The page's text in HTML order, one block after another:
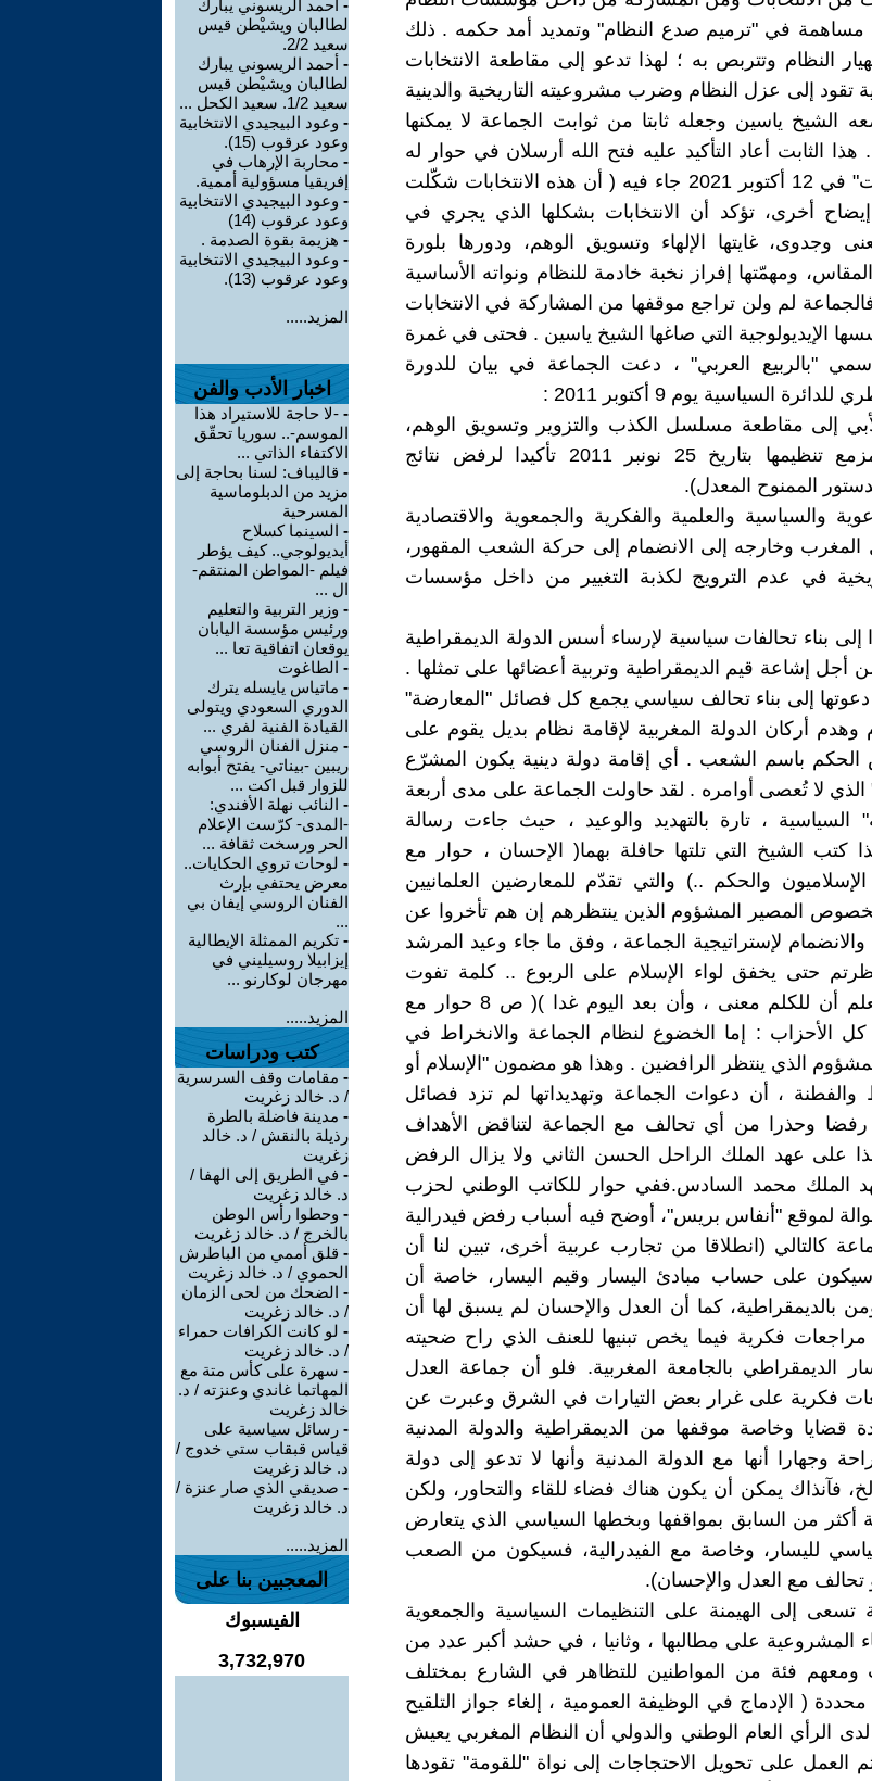
مساهمة في "ترميم صدع النظام" وتمديد أمد حكمه . ذلك
النظام وتتربص به ؛ لهذا تدعو إلى مقاطعة الانتخابات
إلى عزل النظام وضرب مشروعيته التاريخية والدينية
الشيخ ياسين وجعله ثابتا من ثوابت الجماعة لا يمكنها
هذا الثابت أعاد التأكيد عليه فتح الله أرسلان في حوار له
نشره موقع "الجماعة.نت" في 12 أكتوبر 2021 جاء فيه ( أن هذه الانتخابات شكّلت
أخرى، تؤكد أن الانتخابات بشكلها الذي يجري في
وجدوى، غايتها الإلهاء وتسويق الوهم، ودورها بلورة
ومهمّتها إفراز نخبة خادمة للنظام ونواته الأساسية
فالجماعة لم ولن تراجع موقفها من المشاركة في الانتخابات
الإيديولوجية التي صاغها الشيخ ياسين . فحتى في غمرة
"بالربيع العربي" ، دعت الجماعة في بيان للدورة
السياسية يوم 9 أكتوبر 2011 :
إلى مقاطعة مسلسل الكذب والتزوير وتسويق الوهم،
بمقاطعة الانتخابات المزمع تنظيمها بتاريخ 25 نونبر 2011 تأكيدا لرفض نتائج
الممنوح المعدل).
والسياسية والعلمية والفكرية والجمعوية والاقتصادية
المغرب وخارجه إلى الانضمام إلى حركة الشعب المقهور،
في عدم الترويج لكذبة التغيير من داخل مؤسسات
إلى بناء تحالفات سياسية لإرساء أسس الدولة الديمقراطية
أجل إشاعة قيم الديمقراطية وتربية أعضائها على تمثلها .
إلى بناء تحالف سياسي يجمع كل فصائل "المعارضة"
وهدم أركان الدولة المغربية لإقامة نظام بديل يقوم على
الحكم باسم الشعب . أي إقامة دولة دينية يكون المشرّع
الذي لا تُعصى أوامره . لقد حاولت الجماعة على مدى أربعة
السياسية ، تارة بالتهديد والوعيد ، حيث جاءت رسالة
كتب الشيخ التي تلتها حافلة بهما( الإحسان ، حوار مع
الإسلاميون والحكم ..) والتي تقدّم للمعارضين العلمانيين
المصير المشؤوم الذين ينتظرهم إن هم تأخروا عن
لإستراتيجية الجماعة ، وفق ما جاء وعيد المرشد
حتى يخفق لواء الإسلام على الربوع .. كلمة تفوت
فرصتها .. خاطبنا من يعلم أن للكلم معنى ، وأن بعد اليوم غدا )( ص 8 حوار مع
كل الأحزاب : إما الخضوع لنظام الجماعة والانخراط في
الذي ينتظر الرافضين . وهذا هو مضمون "الإسلام أو
، أن دعوات الجماعة وتهديداتها لم تزد فصائل
رفضا وحذرا من أي تحالف مع الجماعة لتناقض الأهداف
على عهد الملك الراحل الحسن الثاني ولا يزال الرفض
الملك محمد السادس.ففي حوار للكاتب الوطني لحزب
لموقع "أنفاس بريس"، أوضح فيه أسباب رفض فيدرالية
كالتالي (انطلاقا من تجارب عربية أخرى، تبين لنا أن
سيكون على حساب مبادئ اليسار وقيم اليسار، خاصة أن
بالديمقراطية، كما أن العدل والإحسان لم يسبق لها أن
فكرية فيما يخص تبنيها للعنف الذي راح ضحيته
الديمقراطي بالجامعة المغربية. فلو أن جماعة العدل
فكرية على غرار بعض التيارات في الشرق وعبرت عن
وخاصة موقفها من الديمقراطية والدولة المدنية
وجهارا أنها مع الدولة المدنية وأنها لا تدعو إلى دولة
في القرن 21 الخ، فآنذاك يمكن أن يكون هناك فضاء للقاء والتحاور، ولكن
أكثر من السابق بمواقفها وبخطها السياسي الذي يتعارض
لليسار، وخاصة مع الفيدرالية، فسيكون من الصعب
تحالف مع العدل والإحسان).
إلى الهيمنة على التنظيمات السياسية والجمعوية
المشروعية على مطالبها ، وثانيا ، في حشد أكبر عدد من
ومعهم فئة من المواطنين للتظاهر في الشارع بمختلف
( الإدماج في الوظيفة العمومية ، إلغاء جواز التلقيح
الرأي العام الوطني والدولي أن النظام المغربي يعيش
العمل على تحويل الاحتجاجات إلى نواة "للقومة" تقودها
- أحمد الريسوني يبارك
لطالبان ويشيْطن قيس
سعيد 2/2.
- أحمد الريسوني يبارك
لطالبان ويشيْطن قيس
سعيد 1/2. سعيد الكحل ...
- وعود البيجيدي الانتخابية
وعود عرقوب (15).
- محاربة الإرهاب في
إفريقيا مسؤولية أممية.
- وعود البيجيدي الانتخابية
وعود عرقوب (14)
- هزيمة بقوة الصدمة .
- وعود البيجيدي الانتخابية
وعود عرقوب (13).
المزيد.....
اخبار الأدب والفن
- -لا حاجة للاستيراد هذا
الموسم-.. سوريا تحقّق
الاكتفاء الذاتي ...
- قاليباف: لسنا بحاجة إلى
مزيد من الدبلوماسية
المسرحية
- السينما كسلاح
أيديولوجي.. كيف يؤطر
فيلم -المواطن المنتقم-
ال ...
- وزير التربية والتعليم
ورئيس مؤسسة اليابان
يوقعان اتفاقية تعا ...
- الطاغوت
- ماتياس يايسله يترك
الدوري السعودي ويتولى
القيادة الفنية لفري ...
- منزل الفنان الروسي
ريبين -بيناتي- يفتح أبوابه
للزوار قبل اكت ...
- النائب نهلة الأفندي:
-المدى- كرّست الإعلام
الحر ورسخت ثقافة ...
- لوحات تروي الحكايات..
معرض يحتفي بإرث
الفنان الروسي إيفان بي
...
- تكريم الممثلة الإيطالية
إيزابيلا روسيليني في
مهرجان لوكارنو ...
المزيد.....
كتب ودراسات
- مقامات وقف السرسرية
/ د. خالد زغريت
- مدينة فاضلة بالطرة
رذيلة بالنقش / د. خالد
زغريت
- في الطريق إلى الهفا /
د. خالد زغريت
- وحطوا رأس الوطن
بالخرج / د. خالد زغريت
- قلق أممي من الباطرش
الحموي / د. خالد زغريت
- الضحك من لحى الزمان
/ د. خالد زغريت
- لو كانت الكرافات حمراء
/ د. خالد زغريت
- سهرة على كأس متة مع
المهاتما غاندي وعنزته / د.
خالد زغريت
- رسائل سياسية على
قياس قبقاب ستي خدوج /
د. خالد زغريت
- صديقي الذي صار عنزة /
د. خالد زغريت
المزيد.....
المعجبين بنا على
الفيسبوك
3,732,970